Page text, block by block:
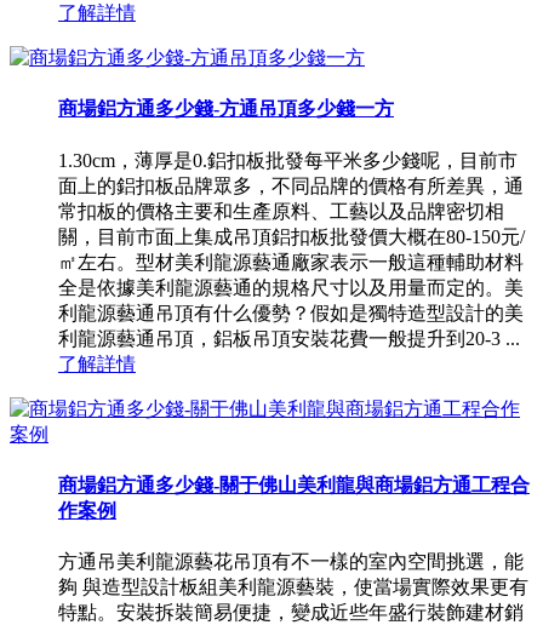
了解詳情
商場鋁方通多少錢-方通吊頂多少錢一方
1.30cm，薄厚是0.鋁扣板批發每平米多少錢呢，目前市
面上的鋁扣板品牌眾多，不同品牌的價格有所差異，通
常扣板的價格主要和生產原料、工藝以及品牌密切相
關，目前市面上集成吊頂鋁扣板批發價大概在80-150元/
㎡左右。型材美利龍源藝通廠家表示一般這種輔助材料
全是依據美利龍源藝通的規格尺寸以及用量而定的。美
利龍源藝通吊頂有什么優勢？假如是獨特造型設計的美
利龍源藝通吊頂，鋁板吊頂安裝花費一般提升到20-3 ...
了解詳情
商場鋁方通多少錢-關于佛山美利龍與商場鋁方通工程合
作案例
方通吊美利龍源藝花吊頂有不一樣的室內空間挑選，能
夠 與造型設計板組美利龍源藝裝，使當場實際效果更有
特點。安裝拆裝簡易便捷，變成近些年盛行裝飾建材銷